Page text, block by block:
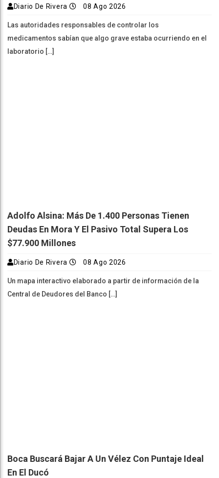
Diario De Rivera 08 Ago 2026
Las autoridades responsables de controlar los
medicamentos sabían que algo grave estaba ocurriendo en el
laboratorio […]
Adolfo Alsina: Más De 1.400 Personas Tienen
Deudas En Mora Y El Pasivo Total Supera Los
$77.900 Millones
Diario De Rivera 08 Ago 2026
Un mapa interactivo elaborado a partir de información de la
Central de Deudores del Banco […]
Boca Buscará Bajar A Un Vélez Con Puntaje Ideal
En El Ducó